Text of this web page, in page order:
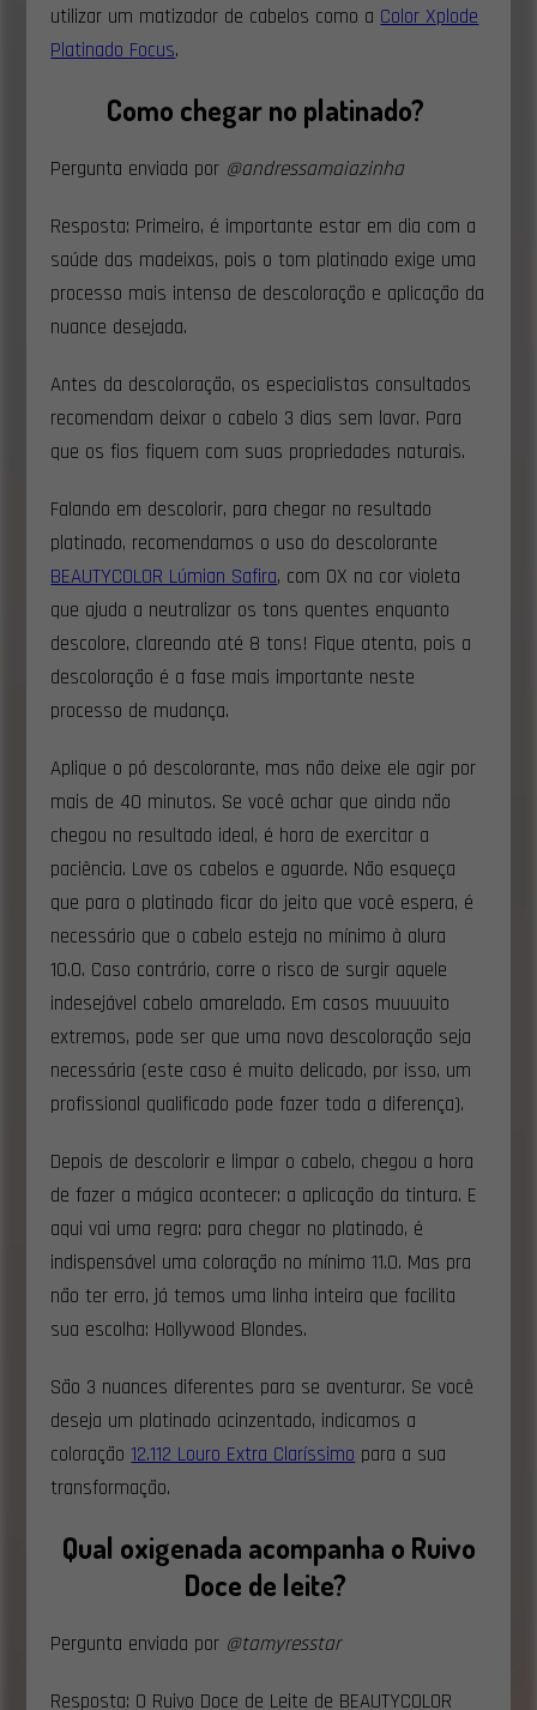
utilizar um matizador de cabelos como a Color Xplode
Platinado Focus.
Como chegar no platinado?
Pergunta enviada por @andressamaiazinha
Resposta: Primeiro, é importante estar em dia com a
saúde das madeixas, pois o tom platinado exige uma
processo mais intenso de descoloração e aplicação da
nuance desejada.
Antes da descoloração, os especialistas consultados
recomendam deixar o cabelo 3 dias sem lavar. Para
que os fios fiquem com suas propriedades naturais.
Falando em descolorir, para chegar no resultado
platinado, recomendamos o uso do descolorante
BEAUTYCOLOR Lúmian Safira, com OX na cor violeta
que ajuda a neutralizar os tons quentes enquanto
descolore, clareando até 8 tons! Fique atenta, pois a
descoloração é a fase mais importante neste
processo de mudança.
Aplique o pó descolorante, mas não deixe ele agir por
mais de 40 minutos. Se você achar que ainda não
chegou no resultado ideal, é hora de exercitar a
paciência. Lave os cabelos e aguarde. Não esqueça
que para o platinado ficar do jeito que você espera, é
necessário que o cabelo esteja no mínimo à alura
10.0. Caso contrário, corre o risco de surgir aquele
indesejável cabelo amarelado. Em casos muuuuito
extremos, pode ser que uma nova descoloração seja
necessária (este caso é muito delicado, por isso, um
profissional qualificado pode fazer toda a diferença).
Depois de descolorir e limpar o cabelo, chegou a hora
de fazer a mágica acontecer: a aplicação da tintura. E
aqui vai uma regra: para chegar no platinado, é
indispensável uma coloração no mínimo 11.0. Mas pra
não ter erro, já temos uma linha inteira que facilita
sua escolha: Hollywood Blondes.
São 3 nuances diferentes para se aventurar. Se você
deseja um platinado acinzentado, indicamos a
coloração12.112 Louro Extra Claríssimo para a sua
transformação.
Qual oxigenada acompanha o Ruivo
Doce de leite?
Pergunta enviada por @tamyresstar
Resposta: O Ruivo Doce de Leite de BEAUTYCOLOR